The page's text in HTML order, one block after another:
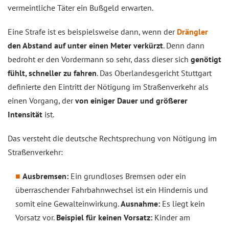
vermeintliche Täter ein Bußgeld erwarten.
Eine Strafe ist es beispielsweise dann, wenn der Drängler
den Abstand auf unter einen Meter verkürzt. Denn dann
bedroht er den Vordermann so sehr, dass dieser sich genötigt
fühlt, schneller zu fahren. Das Oberlandesgericht Stuttgart
definierte den Eintritt der Nötigung im Straßenverkehr als
einen Vorgang, dervon einiger Dauer und größerer
Intensität ist.
Das versteht die deutsche Rechtsprechung von Nötigung im
Straßenverkehr:
Ausbremsen: Ein grundloses Bremsen oder ein
überraschender Fahrbahnwechsel ist ein Hindernis und
somit eine Gewalteinwirkung.Ausnahme: Es liegt kein
Vorsatz vor. Beispiel für keinen Vorsatz: Kinder am